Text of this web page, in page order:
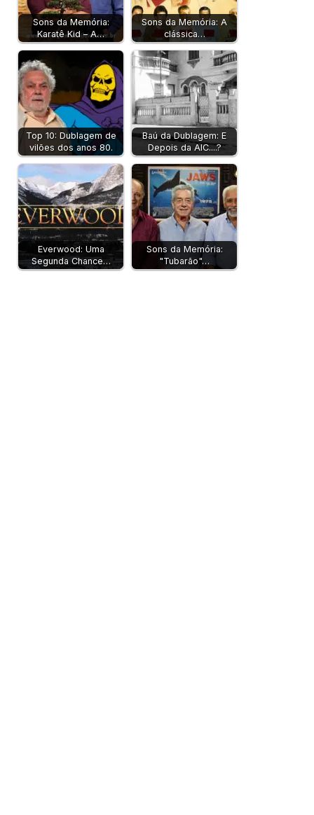
Sons da Memória:
Karatê Kid – A…
Sons da Memória: A
clássica…
Top 10: Dublagem de
vilões dos anos 80.
Baú da Dublagem: E
Depois da AIC....?
Everwood: Uma
Segunda Chance…
Sons da Memória:
"Tubarão"…